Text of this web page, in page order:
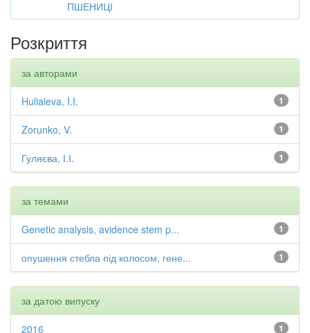
ПШЕНИЦІ
Розкриття
за авторами
1
Huliaieva, I.I.
1
Zorunko, V.
1
Гуляєва, І.І.
за темами
1
Genetic analysis, avidence stem p...
1
опушення стебла під колосом, гене...
за датою випуску
1
2016